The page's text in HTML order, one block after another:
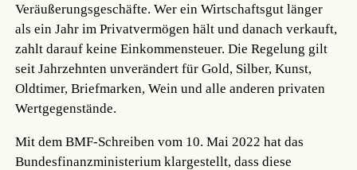
Veräußerungsgeschäfte. Wer ein Wirtschaftsgut länger
als ein Jahr im Privatvermögen hält und danach verkauft,
zahlt darauf keine Einkommensteuer. Die Regelung gilt
seit Jahrzehnten unverändert für Gold, Silber, Kunst,
Oldtimer, Briefmarken, Wein und alle anderen privaten
Wertgegenstände.
Mit dem BMF-Schreiben vom 10. Mai 2022 hat das
Bundesfinanzministerium klargestellt, dass diese